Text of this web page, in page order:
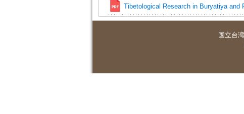
Tibetological Research in Buryatiya
国立台